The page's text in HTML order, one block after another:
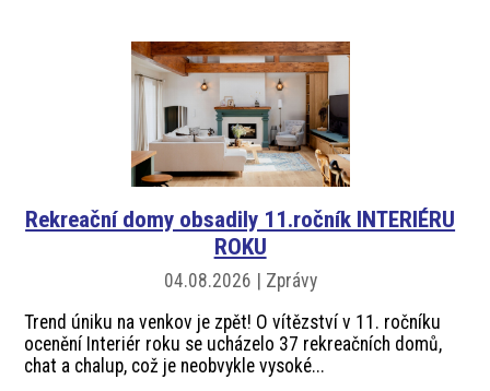
Rekreační domy obsadily 11.ročník INTERIÉRU
ROKU
04.08.2026 | Zprávy
Trend úniku na venkov je zpět! O vítězství v 11. ročníku
ocenění Interiér roku se ucházelo 37 rekreačních domů,
chat a chalup, což je neobvykle vysoké...